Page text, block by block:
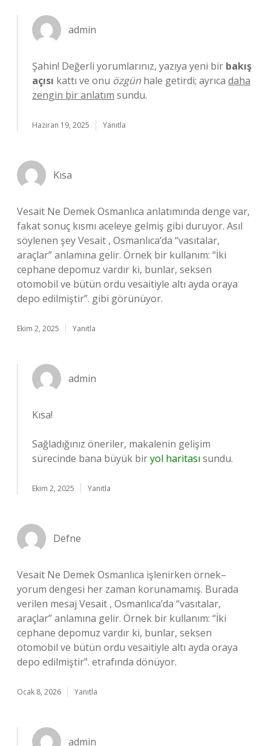
admin
Şahin! Değerli yorumlarınız, yazıya yeni bir bakış
açısı kattı ve onu özgün hale getirdi; ayrıca daha
zengin bir anlatım sundu.
Haziran 19, 2025 Yanıtla
Kısa
Vesait Ne Demek Osmanlıca anlatımında denge var,
fakat sonuç kısmı aceleye gelmiş gibi duruyor. Asıl
söylenen şey Vesait , Osmanlıca’da “vasıtalar,
araçlar” anlamına gelir. Örnek bir kullanım: “İki
cephane depomuz vardır ki, bunlar, seksen
otomobil ve bütün ordu vesaitiyle altı ayda oraya
depo edilmiştir”. gibi görünüyor.
Ekim 2, 2025 Yanıtla
admin
Kısa!
Sağladığınız öneriler, makalenin gelişim
sürecinde bana büyük biryol haritası sundu.
Ekim 2, 2025 Yanıtla
Defne
Vesait Ne Demek Osmanlıca işlenirken örnek–
yorum dengesi her zaman korunamamış. Burada
verilen mesaj Vesait , Osmanlıca’da “vasıtalar,
araçlar” anlamına gelir. Örnek bir kullanım: “İki
cephane depomuz vardır ki, bunlar, seksen
otomobil ve bütün ordu vesaitiyle altı ayda oraya
depo edilmiştir”. etrafında dönüyor.
Ocak 8, 2026 Yanıtla
admin